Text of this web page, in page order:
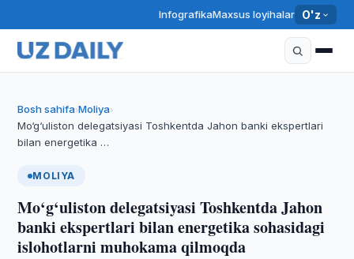
InfografikaMaxsus loyihalar O'z
Bosh sahifa›Moliya›
Mo‘g‘uliston delegatsiyasi Toshkentda Jahon banki ekspertlari
bilan energetika …
MOLIYA
Mo‘g‘uliston delegatsiyasi Toshkentda Jahon
banki ekspertlari bilan energetika sohasidagi
islohotlarni muhokama qilmoqda